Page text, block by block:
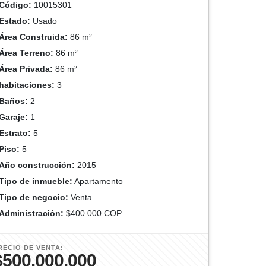
10015301
Usado
Construida: 86 m²
Terreno: 86 m²
Privada: 86 m²
3
2
1
5
5
construcción: 2015
de inmueble: Apartamento
de negocio: Venta
$400.000 COP
DE VENTA: